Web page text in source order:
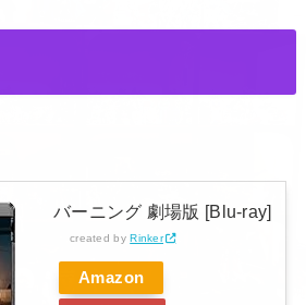
バーニング 劇場版 [Blu-ray]
created byRinker
Amazon